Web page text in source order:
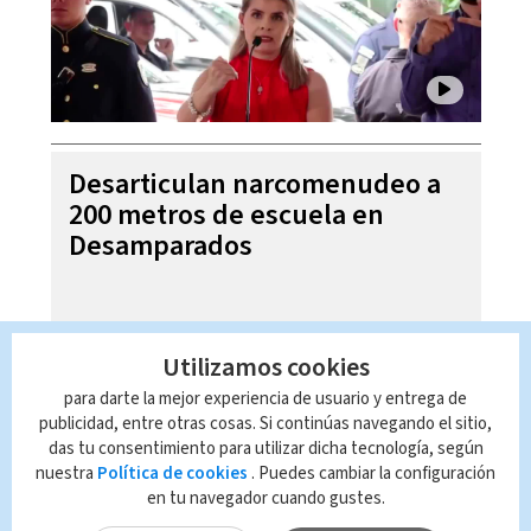
Desarticulan narcomenudeo a
200 metros de escuela en
Desamparados
Utilizamos cookies
para darte la mejor experiencia de usuario y entrega de
publicidad, entre otras cosas. Si continúas navegando el sitio,
das tu consentimiento para utilizar dicha tecnología, según
nuestra Política de cookies . Puedes cambiar la configuración
en tu navegador cuando gustes.